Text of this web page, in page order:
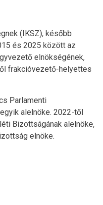
(IKSZ), később
és 2025 között az
elnökségének,
frakcióvezető-helyettes
Parlamenti
alelnöke. 2022-től
Bizottságának alelnöke,
elnöke.